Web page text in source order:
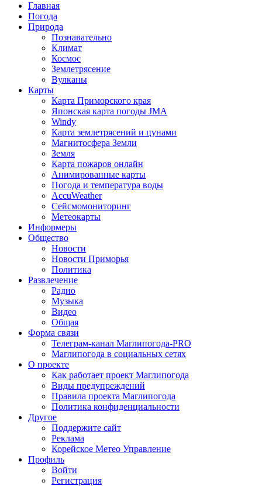
Главная
Погода
Природа
Познавательно
Климат
Космос
Землетрясение
Вулканы
Карты
Карта Приморского края
Японская карта погоды JMA
Windy
Карта землетрясений и цунами
Магнитосфера Земли
Земля
Карта пожаров онлайн
Анимированные карты
Погода и температура воды
AccuWeather
Сейсмомониторинг
Метеокарты
Информеры
Общество
Новости
Новости Приморья
Политика
Развлечение
Радио
Музыка
Видео
Общая
Форма связи
Телеграм-канал Маглипогода-PRO
Маглипогода в социальных сетях
О проекте
Как работает проект Маглипогода
Виды предупреждений
Правила проекта Маглипогода
Политика конфиденциальности
Другое
Поддержите сайт
Реклама
Корейское Метео Управление
Профиль
Войти
Регистрация